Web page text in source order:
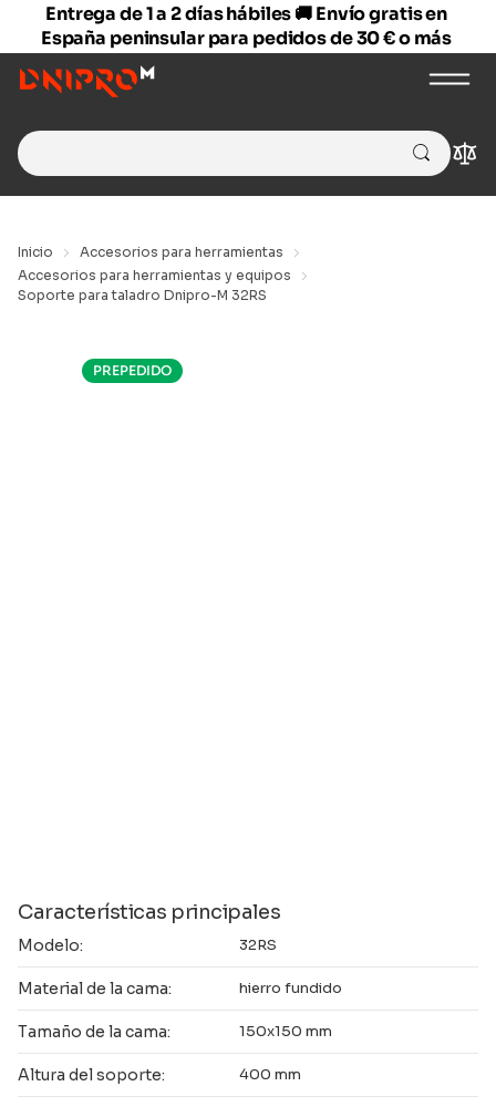
Entrega de 1 a 2 días hábiles 🚚 Envío gratis en
España peninsular para pedidos de 30 € o más
Search
for:
Inicio
Accesorios para herramientas
Accesorios para herramientas y equipos
Soporte para taladro Dnipro-M 32RS
PREPEDIDO
Características principales
Modelo: 32RS
Material de la cama: hierro fundido
Tamaño de la cama: 150x150 mm
Altura del soporte: 400 mm